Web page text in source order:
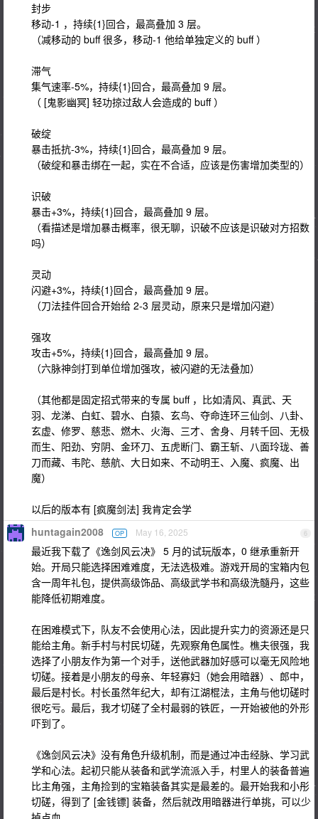
封步
移动-1 ，持续{1}回合，最高叠加 3 层。
（减移动的 buff 很多，移动-1 他给单独定义的 buff ）
滞气
集气速率-5%，持续{1}回合，最高叠加 9 层。
（ [鬼影幽冥] 轻功掠过敌人会造成的 buff ）
破绽
暴击抵抗-3%，持续{1}回合，最高叠加 9 层。
（破绽和暴击绑在一起，实在不合适，应该是伤害增加类型的）
识破
暴击+3%，持续{1}回合，最高叠加 9 层。
（看描述是增加暴击概率，很无聊，识破不应该是识破对方招数
吗）
灵动
闪避+3%，持续{1}回合，最高叠加 9 层。
（刀法挂件回合开始给 2-3 层灵动，原来只是增加闪避）
强攻
攻击+5%，持续{1}回合，最高叠加 9 层。
（六脉神剑打到单位增加强攻，被闪避的无法叠加）
（其他都是固定招式带来的专属 buff ，比如清风、真武、天
羽、龙涕、白虹、碧水、白猿、玄鸟、夺命连环三仙剑、八卦、
玄虚、修罗、慈悲、燃木、火海、三才、舍身、月转千回、无极
而生、阳劲、穷阴、金环刀、五虎断门、霸王斩、八面玲珑、善
刀而藏、韦陀、慈航、大日如来、不动明王、入魔、疯魔、出
魔）
以后的版本有 [疯魔剑法] 我肯定会学
6
huntagain2008 OP May 16, 2025
最近我下载了《逸剑风云决》 5 月的试玩版本，0 继承重新开
始。开局只能选择困难难度，无法选极难。游戏开局的宝箱内包
含一周年礼包，提供高级饰品、高级武学书和高级洗髓丹，这些
能降低初期难度。
在困难模式下，队友不会使用心法，因此提升实力的资源还是只
能给主角。新手村与村民切磋，先观察角色属性。樵夫很强，我
选择了小朋友作为第一个对手，送他武器加好感可以毫无风险地
切磋。接着是小朋友的母亲、年轻寡妇（她会用暗器）、郎中，
最后是村长。村长虽然年纪大，却有江湖棍法，主角与他切磋时
很吃亏。最后，我才切磋了全村最弱的铁匠，一开始被他的外形
吓到了。
《逸剑风云决》没有角色升级机制，而是通过冲击经脉、学习武
学和心法。起初只能从装备和武学流派入手，村里人的装备普遍
比主角强，主角捡到的宝箱装备其实是最差的。最开始我和小彤
切磋，得到了 [金钱镖] 装备，然后就改用暗器进行单挑，可以少